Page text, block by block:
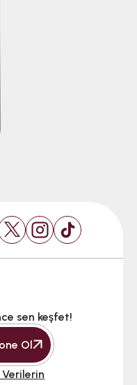
sen keşfet!
Ol
Verilerin